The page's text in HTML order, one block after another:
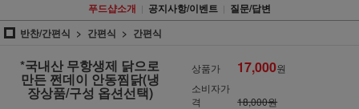
푸드샵소개 | 공지사항/이벤트 | 질문/답변
반찬/간편식
간편식 간편식
*국내산 무항생제 닭으로
만든 쩐데이 안동찜닭(냉
장상품/구성 옵션선택)
상품가 17,000원
소비자가
격
18,000원